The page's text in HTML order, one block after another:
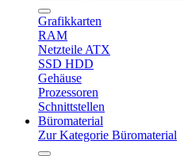
Grafikkarten
RAM
Netzteile ATX
SSD HDD
Gehäuse
Prozessoren
Schnittstellen
Büromaterial
Zur Kategorie Büromaterial